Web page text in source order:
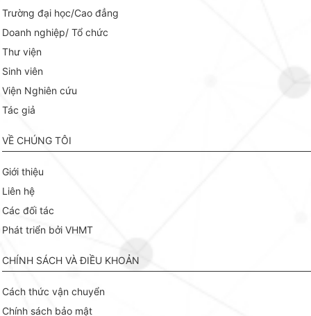
Trường đại học/Cao đẳng
Doanh nghiệp/ Tổ chức
Thư viện
Sinh viên
Viện Nghiên cứu
Tác giả
VỀ CHÚNG TÔI
Giới thiệu
Liên hệ
Các đối tác
Phát triển bởi VHMT
CHÍNH SÁCH VÀ ĐIỀU KHOẢN
Cách thức vận chuyển
Chính sách bảo mật